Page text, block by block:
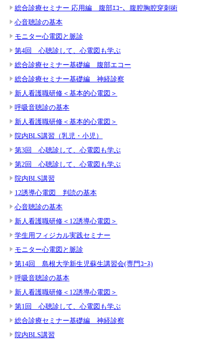
総合診療セミナー 応用編 腹部ｴｺｰ、腹腔胸腔穿刺術
心音聴診の基本
モニター心電図と脈診
第4回 心聴診して、心電図も学ぶ
総合診療セミナー基礎編 腹部エコー
総合診療セミナー基礎編 神経診察
新人看護職研修＜基本的心電図＞
呼吸音聴診の基本
新人看護職研修＜基本的心電図＞
院内BLS講習（乳児・小児）
第3回 心聴診して、心電図も学ぶ
第2回 心聴診して、心電図も学ぶ
院内BLS講習
12誘導心電図 判読の基本
心音聴診の基本
新人看護職研修＜12誘導心電図＞
学生用フィジカル実践セミナー
モニター心電図と脈診
第14回 島根大学新生児蘇生講習会(専門ｺｰｽ)
呼吸音聴診の基本
新人看護職研修＜12誘導心電図＞
第1回 心聴診して、心電図も学ぶ
総合診療セミナー基礎編 神経診察
院内BLS講習